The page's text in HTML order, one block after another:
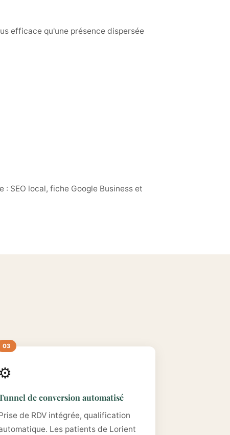
efficace qu'une présence dispersée
SEO local, fiche Google Business et
⚙️
de conversion automatisé
de RDV intégrée, qualification
Les patients de Lorient